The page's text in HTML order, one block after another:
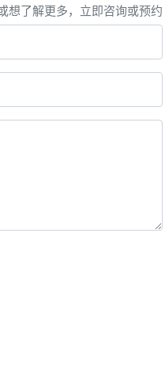
想了解更多，立即咨询或预约